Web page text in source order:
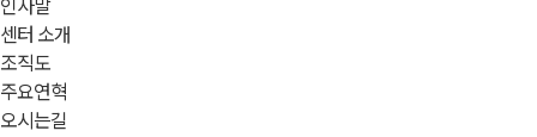
센터 소개
조직도
주요연혁
오시는길